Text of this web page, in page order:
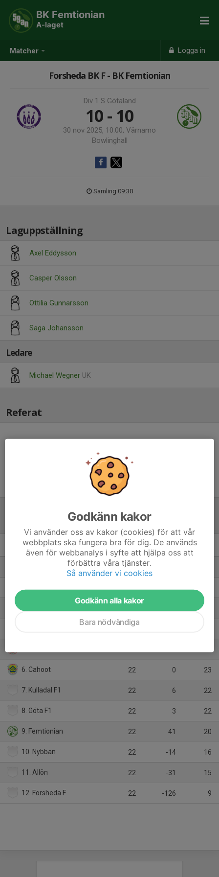
Matcher Logga in
BK Femtionian
A-laget
Forsheda BK F - BK Femtionian
Div 1 S Götaland
10 - 10
30 nov 2025, 10:00, Värnamo
Bowlinghall
Samling 09:30
Laguppställning
Axel Eddysson
Casper Olsson
Ottilia Gunnarsson
Saga Johansson
Ledare
Michael Wegner UK
Referat
(från everysport)
Div 1 S Götaland - 25/26 M
22
22 32
22
6. Cahoot 22 0 23
7. Kulladal F1 22 6 22
8. Göta F1 22 3 22
9. Femtionian 22 41 20
10. Nybban 22 -14 16
11. Allön 22 -31 15
12. Forsheda F 22 -126 9
Godkänn kakor
Vi använder oss av kakor (cookies) för att vår
webbplats ska fungera bra för dig. De används
även för webbanalys i syfte att hjälpa oss att
förbättra våra tjänster.
Så använder vi cookies
Godkänn alla kakor
Bara nödvändiga